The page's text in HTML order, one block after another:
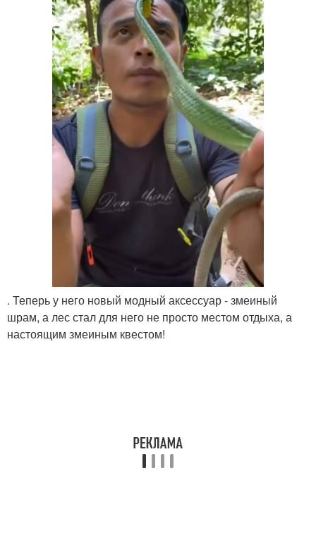
. Теперь у него новый модный аксессуар - змеиный
шрам, а лес стал для него не просто местом отдыха, а
настоящим змеиным квестом!